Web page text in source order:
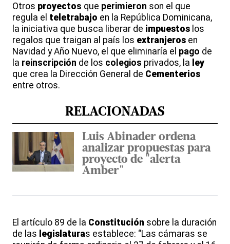
Otros proyectos que perimieron son el que
regula el teletrabajo en la República Dominicana,
la iniciativa que busca liberar de impuestos los
regalos que traigan al país los extranjeros en
Navidad y Año Nuevo, el que eliminaría el pago de
la reinscripción de los colegios privados, la ley
que crea la Dirección General de Cementerios
entre otros.
RELACIONADAS
Luis Abinader ordena
analizar propuestas para
proyecto de "alerta
Amber"
El artículo 89 de la Constitución sobre la duración
de las legislaturas establece: “Las cámaras se